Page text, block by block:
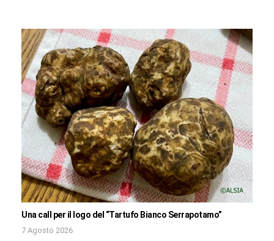
Una call per il logo del “Tartufo Bianco Serrapotamo”
7 Agosto 2026